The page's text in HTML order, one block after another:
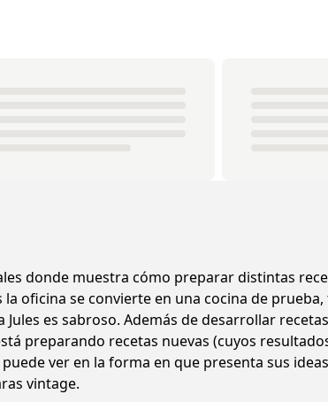
donde muestra cómo preparar distintas
la oficina se convierte en una cocina de
es sabroso. Además de desarrollar
preparando recetas nuevas (cuyos
ver en la forma en que presenta sus
vintage.